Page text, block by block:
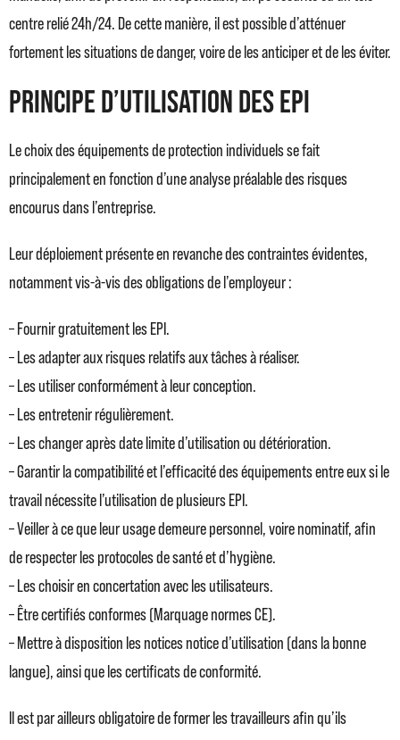
centre relié 24h/24. De cette manière, il est possible d’atténuer
fortement les situations de danger, voire de les anticiper et de les éviter.
Principe d’utilisation des EPI
Le choix des équipements de protection individuels se fait
principalement en fonction d’une analyse préalable des risques
encourus dans l’entreprise.
Leur déploiement présente en revanche des contraintes évidentes,
notamment vis-à-vis des obligations de l’employeur :
– Fournir gratuitement les EPI.
– Les adapter aux risques relatifs aux tâches à réaliser.
– Les utiliser conformément à leur conception.
– Les entretenir régulièrement.
– Les changer après date limite d’utilisation ou détérioration.
– Garantir la compatibilité et l’efficacité des équipements entre eux si le
travail nécessite l’utilisation de plusieurs EPI.
– Veiller à ce que leur usage demeure personnel, voire nominatif, afin
de respecter les protocoles de santé et d’hygiène.
– Les choisir en concertation avec les utilisateurs.
– Être certifiés conformes (Marquage normes CE).
– Mettre à disposition les notices notice d’utilisation (dans la bonne
langue), ainsi que les certificats de conformité.
Il est par ailleurs obligatoire de former les travailleurs afin qu’ils